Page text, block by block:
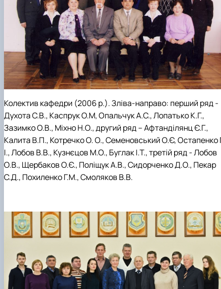
Колектив кафедри (2006 р.). Зліва-направо: перший ряд -
Духота С.В., Каспрук О.М, Опальчук А.С., Лопатько К.Г.,
Зазимко О.В., Міхно Н.О., другий ряд – Афтанділянц Є.Г.,
Калита В.П., Котречко О. О., Семеновський О.Є, Остапенко
І., Лобов В.В., Кузнєцов М.О., Буглак І.Т., третій ряд - Лобов
О.В., Щербаков О.Є., Поліщук А.В., Сидорченко Д.О., Пекар
С.Д., Похиленко Г.М., Смоляков В.В.